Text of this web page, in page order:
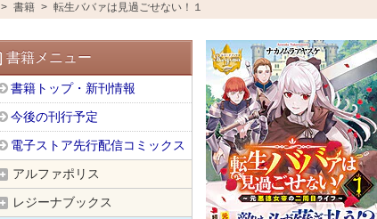
> 書籍 > 転生ババァは見過ごせない！１
書籍メニュー
書籍トップ・新刊情報
今後の刊行予定
電子ストア先行配信コミックス
アルファポリス
レジーナブックス